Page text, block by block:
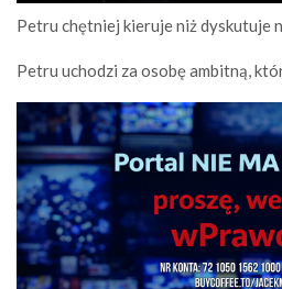
Petru chętniej kieruje niż dyskutuje
Petru uchodzi za osobę ambitną,